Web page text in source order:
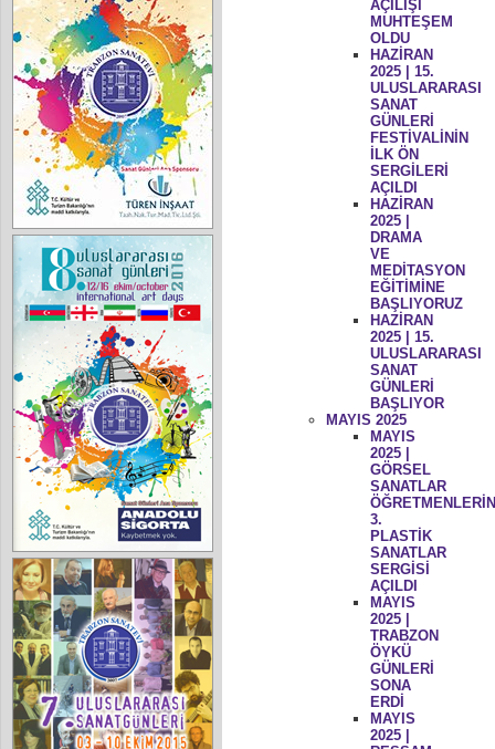
AÇILIŞI
MUHTEŞEM
OLDU
HAZİRAN
2025 | 15.
ULUSLARARASI
SANAT
GÜNLERİ
FESTİVALİNİN
İLK ÖN
SERGİLERİ
AÇILDI
HAZİRAN
2025 |
DRAMA
VE
MEDİTASYON
EĞİTİMİNE
BAŞLIYORUZ
HAZİRAN
2025 | 15.
ULUSLARARASI
SANAT
GÜNLERİ
BAŞLIYOR
MAYIS 2025
MAYIS
2025 |
GÖRSEL
SANATLAR
3.
PLASTİK
SANATLAR
SERGİSİ
AÇILDI
MAYIS
2025 |
TRABZON
ÖYKÜ
GÜNLERİ
SONA
ERDİ
MAYIS
2025 |